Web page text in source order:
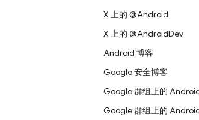
X 上的 @Android
X 上的 @AndroidDev
Android 博客
Google 安全博客
Google 群组上的
Google 群组上的